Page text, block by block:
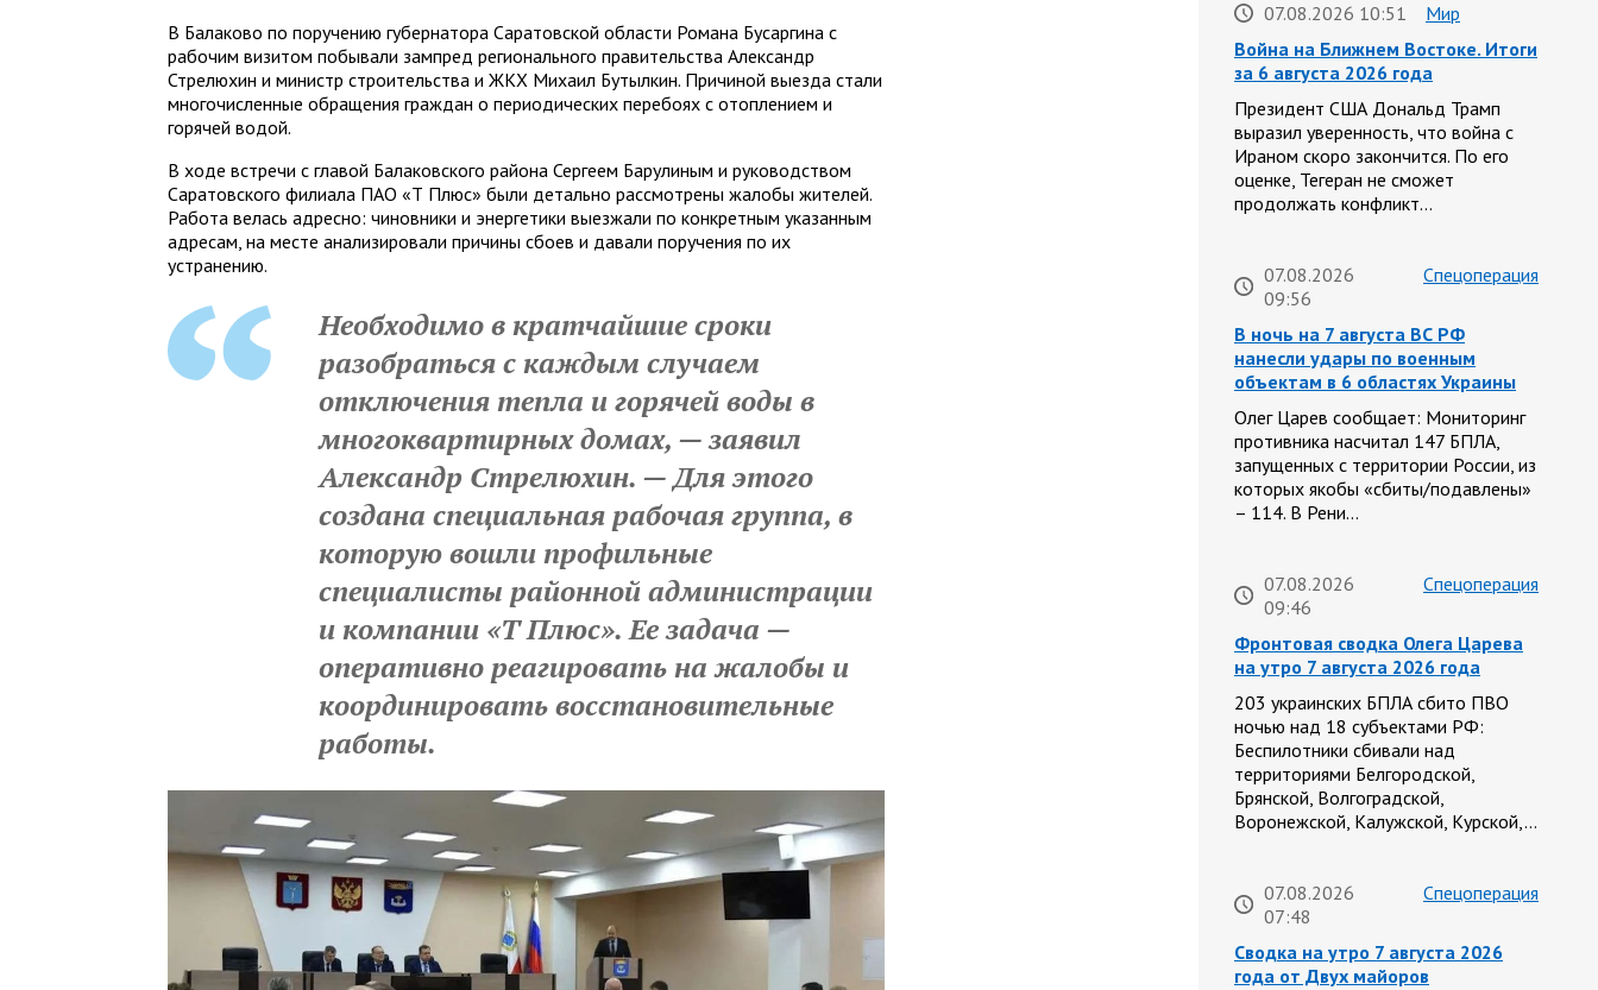
В Балаково по поручению губернатора Саратовской области Романа Бусаргина с
рабочим визитом побывали зампред регионального правительства Александр
Стрелюхин и министр строительства и ЖКХ Михаил Бутылкин. Причиной выезда стали
многочисленные обращения граждан о периодических перебоях с отоплением и
горячей водой.
В ходе встречи с главой Балаковского района Сергеем Барулиным и руководством
Саратовского филиала ПАО «Т Плюс» были детально рассмотрены жалобы жителей.
Работа велась адресно: чиновники и энергетики выезжали по конкретным указанным
адресам, на месте анализировали причины сбоев и давали поручения по их
устранению.
Необходимо в кратчайшие сроки
разобраться с каждым случаем
отключения тепла и горячей воды в
многоквартирных домах, — заявил
Александр Стрелюхин. — Для этого
создана специальная рабочая группа, в
которую вошли профильные
специалисты районной администрации
и компании «Т Плюс». Ее задача —
оперативно реагировать на жалобы и
координировать восстановительные
работы.
07.08.2026 10:51
Мир
Война на Ближнем Востоке. Итоги
за 6 августа 2026 года
Президент США Дональд Трамп
выразил уверенность, что война с
Ираном скоро закончится. По его
оценке, Тегеран не сможет
продолжать конфликт…
07.08.2026
09:56
Спецоперация
В ночь на 7 августа ВС РФ
нанесли удары по военным
объектам в 6 областях Украины
Олег Царев сообщает: Мониторинг
противника насчитал 147 БПЛА,
запущенных с территории России, из
которых якобы «сбиты/подавлены»
– 114. В Рени…
07.08.2026
09:46
Спецоперация
Фронтовая сводка Олега Царева
на утро 7 августа 2026 года
203 украинских БПЛА сбито ПВО
ночью над 18 субъектами РФ:
Беспилотники сбивали над
территориями Белгородской,
Брянской, Волгоградской,
Воронежской, Калужской, Курской,…
07.08.2026
07:48
Спецоперация
Сводка на утро 7 августа 2026
года от Двух майоров